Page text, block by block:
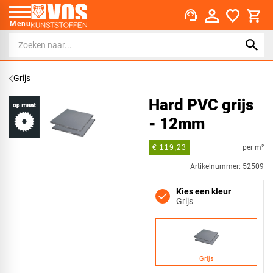
Menu support_agent
Grijs
Hard PVC grijs
- 12mm
€ 119,23 per m²
Artikelnummer: 52509
Kies een kleur
Grijs
Grijs